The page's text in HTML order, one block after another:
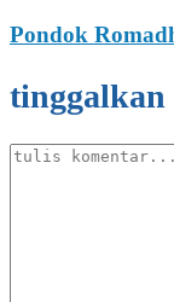
Pondok
tinggalkan